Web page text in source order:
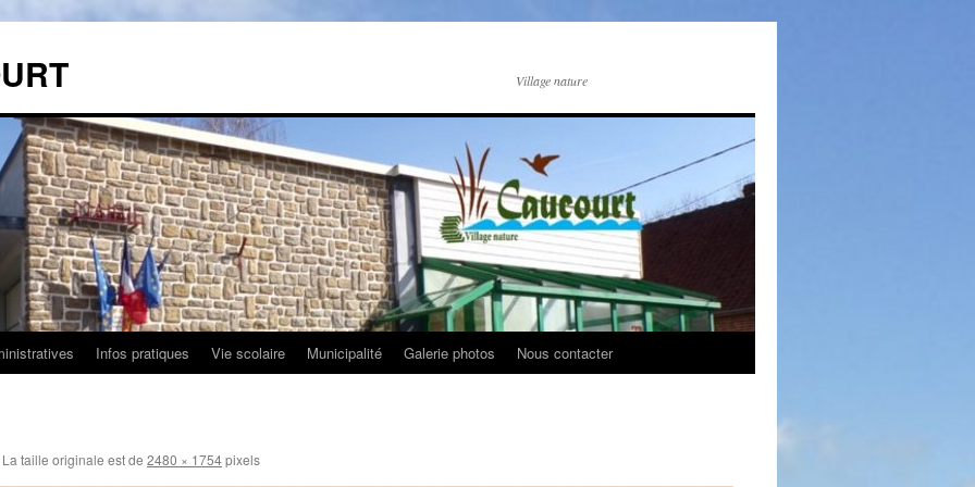
Village nature
Infos pratiques Vie scolaire Municipalité Galerie photos Nous contacter
La taille originale est de 2480 × 1754pixels